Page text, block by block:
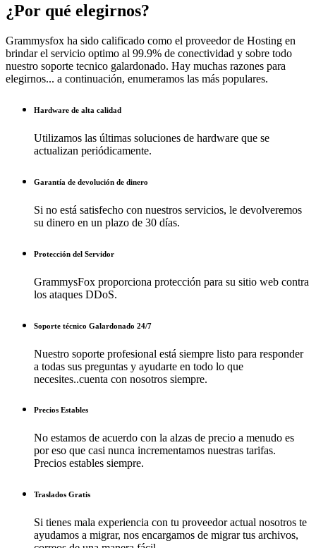
¿Por qué elegirnos?
Grammysfox ha sido calificado como el proveedor de Hosting en
brindar el servicio optimo al 99.9% de conectividad y sobre todo
nuestro soporte tecnico galardonado. Hay muchas razones para
elegirnos... a continuación, enumeramos las más populares.
Hardware de alta calidad
Utilizamos las últimas soluciones de hardware que se
actualizan periódicamente.
Garantía de devolución de dinero
Si no está satisfecho con nuestros servicios, le devolveremos
su dinero en un plazo de 30 días.
Protección del Servidor
GrammysFox proporciona protección para su sitio web contra
los ataques DDoS.
Soporte técnico Galardonado 24/7
Nuestro soporte profesional está siempre listo para responder
a todas sus preguntas y ayudarte en todo lo que
necesites..cuenta con nosotros siempre.
Precios Estables
No estamos de acuerdo con la alzas de precio a menudo es
por eso que casi nunca incrementamos nuestras tarifas.
Precios estables siempre.
Traslados Gratis
Si tienes mala experiencia con tu proveedor actual nosotros te
ayudamos a migrar, nos encargamos de migrar tus archivos,